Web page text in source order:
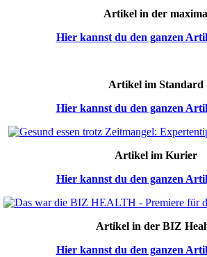
Artikel in der maxima
Hier kannst du den ganzen
Artikel im Standard
Hier kannst du den ganzen
Artikel im Kurier
Hier kannst du den ganzen
Artikel in der BIZ
Hier kannst du den ganzen